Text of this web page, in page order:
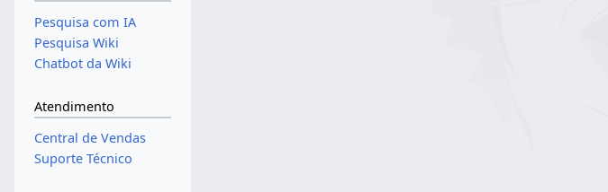
Pesquisa com IA
Pesquisa Wiki
Chatbot da Wiki
Atendimento
Central de Vendas
Suporte Técnico